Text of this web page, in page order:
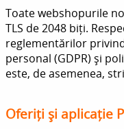
Toate webshopurile
TLS de 2048 biți.
reglementărilor
personal (GDPR) și
este, de asemenea,
Oferiți și aplicație